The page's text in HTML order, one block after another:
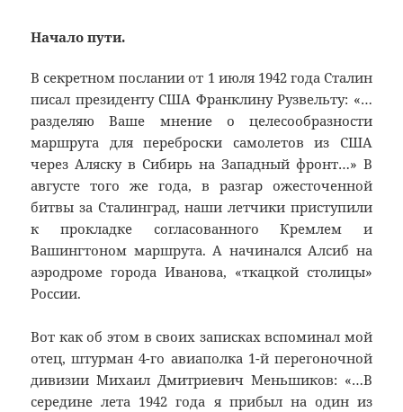
Начало пути.
В секретном послании от 1 июля 1942 года Сталин
писал президенту США Франклину Рузвельту: «…
разделяю Ваше мнение о целесообразности
маршрута для переброски самолетов из США
через Аляску в Сибирь на Западный фронт…» В
августе того же года, в разгар ожесточенной
битвы за Сталинград, наши летчики приступили
к прокладке согласованного Кремлем и
Вашингтоном маршрута. А начинался Алсиб на
аэродроме города Иванова, «ткацкой столицы»
России.
Вот как об этом в своих записках вспоминал мой
отец, штурман 4-го авиаполка 1-й перегоночной
дивизии Михаил Дмитриевич Меньшиков: «…В
середине лета 1942 года я прибыл на один из